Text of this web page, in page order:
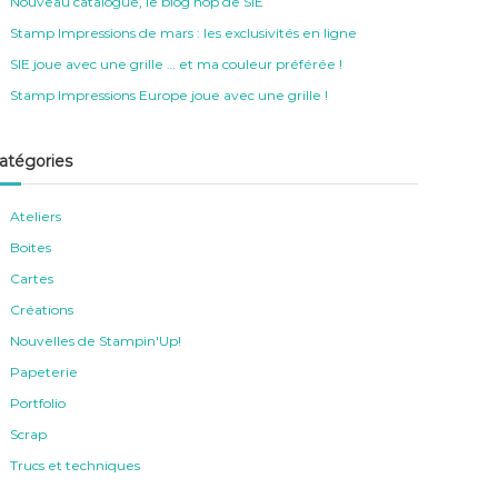
Stamp Impressions de mars : les exclusivités en ligne
SIE joue avec une grille … et ma couleur préférée !
Stamp Impressions Europe joue avec une grille !
Ateliers
Boites
Cartes
Créations
Nouvelles de Stampin'Up!
Papeterie
Portfolio
Scrap
Trucs et techniques